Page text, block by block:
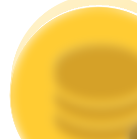
Staking
Alta rentabilidad y acceso instantáneo